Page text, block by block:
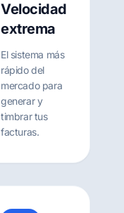
Velocidad
extrema
El sistema más
rápido del
mercado para
generar y
timbrar tus
facturas.